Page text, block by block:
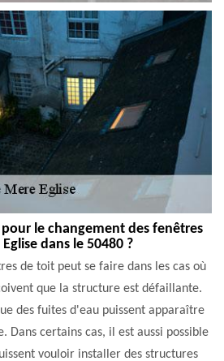
le changement des fenêtres
dans le 50480 ?
de toit peut se faire dans les cas où
que la structure est défaillante.
des fuites d'eau puissent apparaître
Dans certains cas, il est aussi possible
vouloir installer des structures